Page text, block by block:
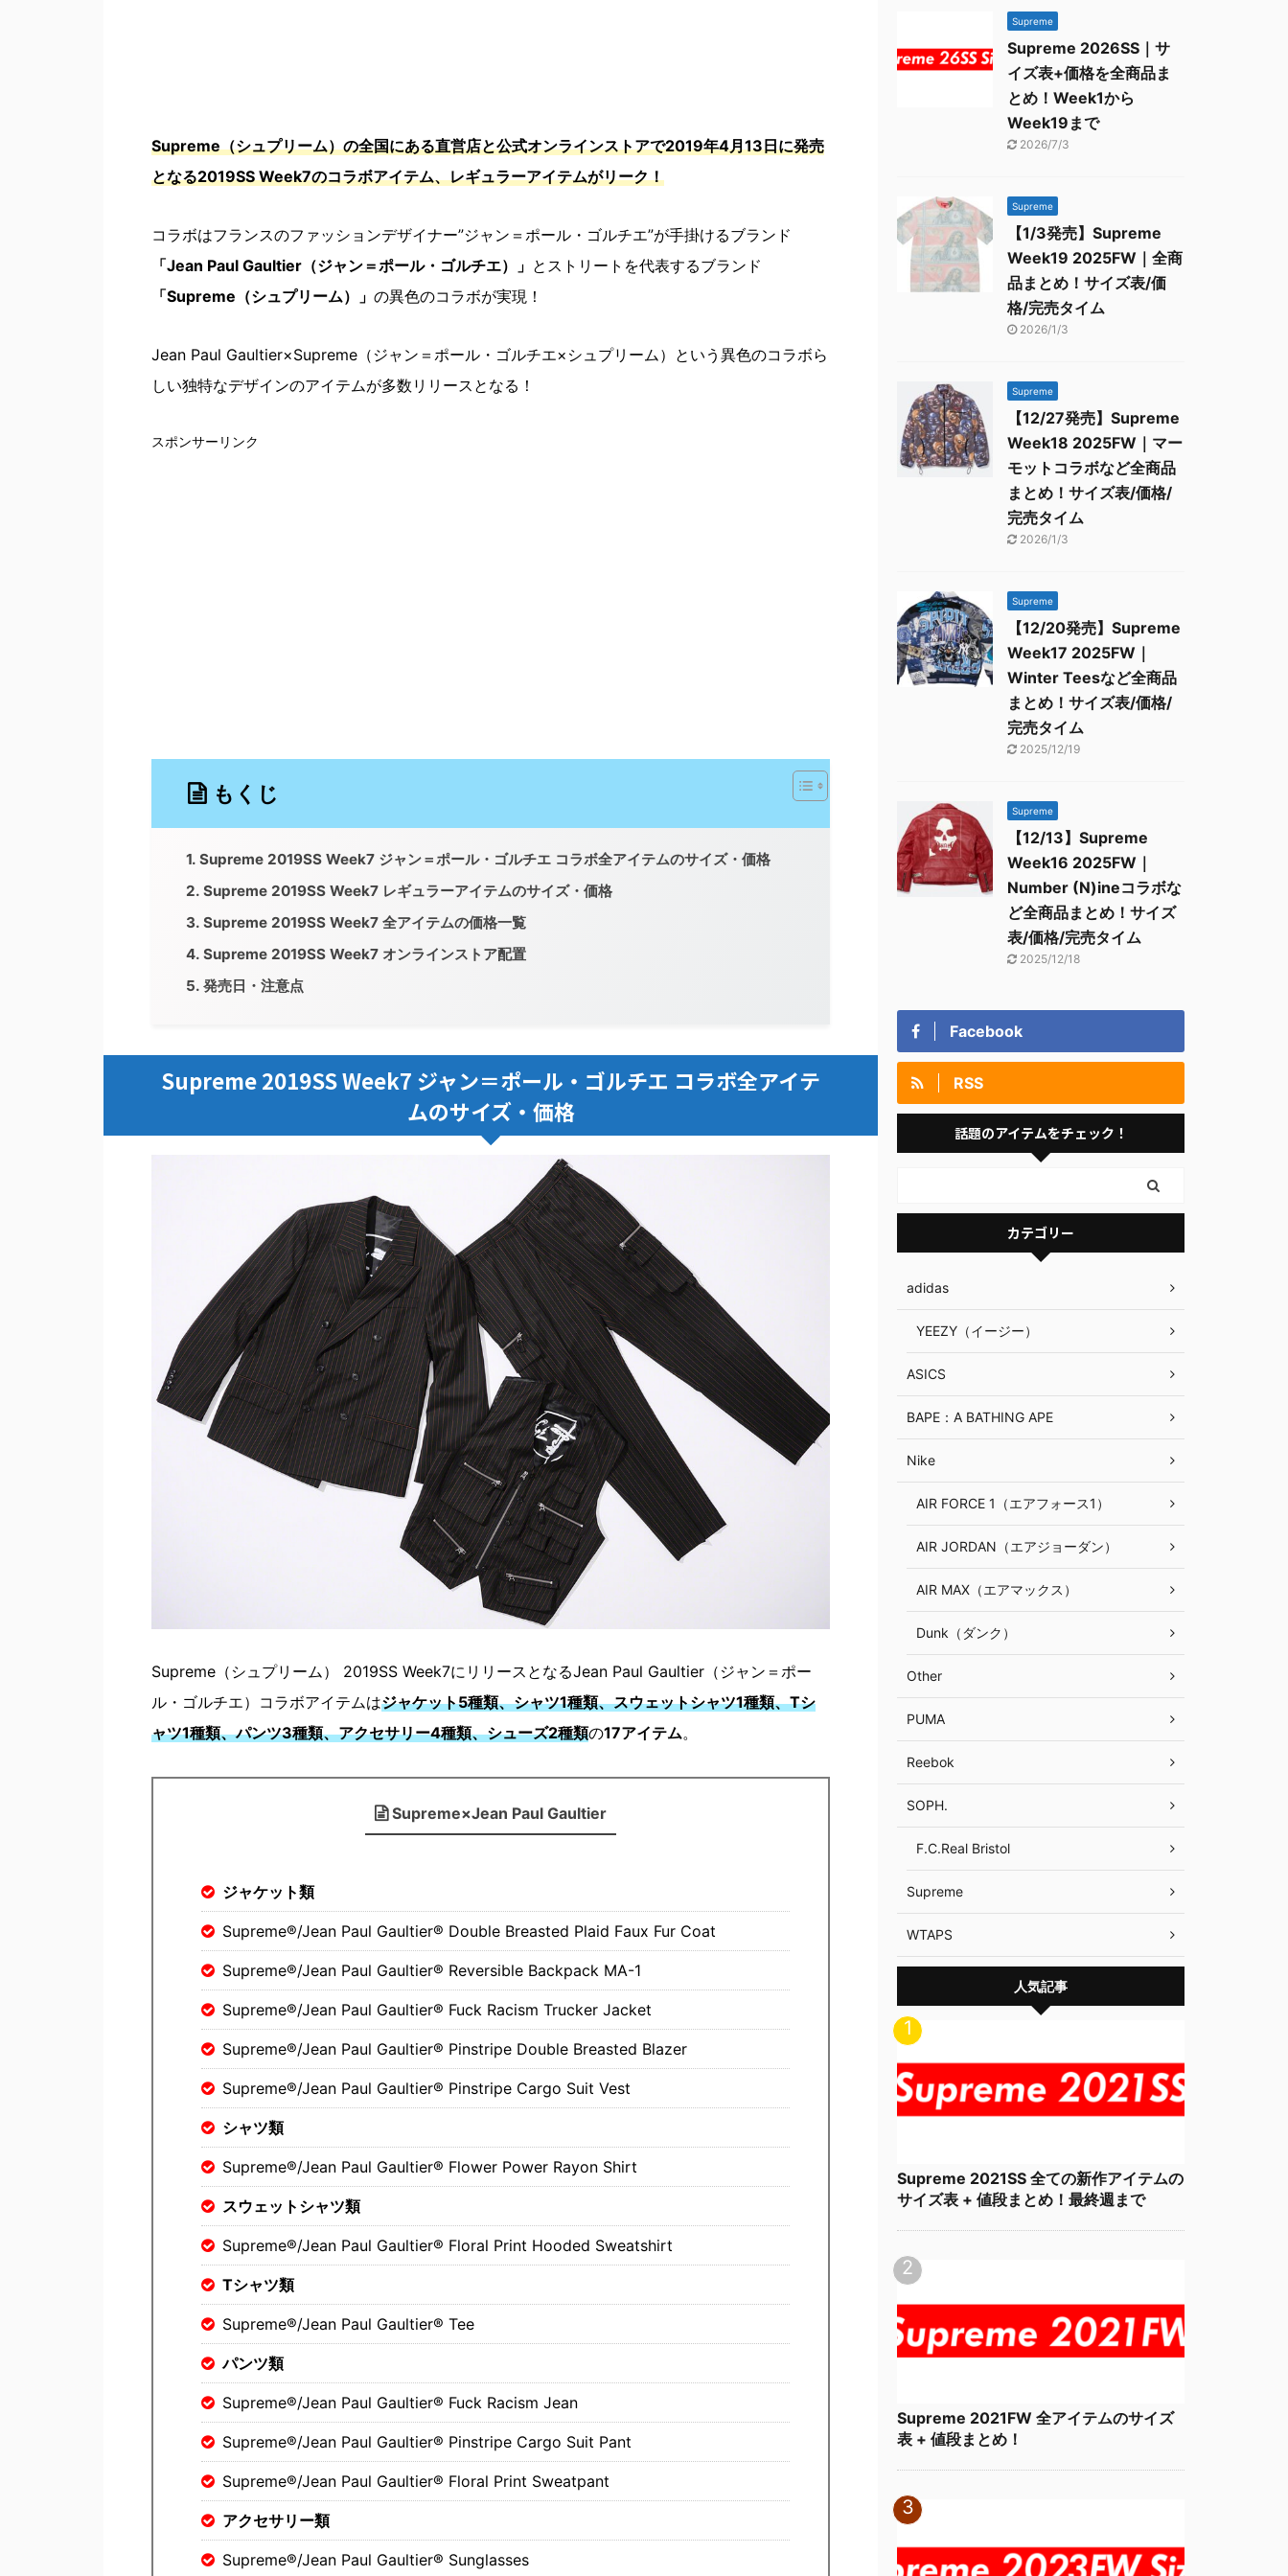
Supreme（シュプリーム）の全国にある直営店と公式オンラインストアで2019年4月13日に発売
となる2019SS Week7のコラボアイテム、レギュラーアイテムがリーク！
コラボはフランスのファッションデザイナー”ジャン＝ポール・ゴルチエ”が手掛けるブランド
「Jean Paul Gaultier（ジャン＝ポール・ゴルチエ）」 とストリートを代表するブランド
「Supreme（シュプリーム）」 の異色のコラボが実現！
Jean Paul Gaultier×Supreme（ジャン＝ポール・ゴルチエ×シュプリーム）という異色のコラボら
しい独特なデザインのアイテムが多数リリースとなる！
スポンサーリンク
もくじ
Supreme 2019SS Week7 ジャン＝ポール・ゴルチエ コラボ全アイテムのサイズ・価格
Supreme 2019SS Week7 レギュラーアイテムのサイズ・価格
Supreme 2019SS Week7 全アイテムの価格一覧
Supreme 2019SS Week7 オンラインストア配置
発売日・注意点
Supreme 2019SS Week7 ジャン＝ポール・ゴルチエ コラボ全アイテ
ムのサイズ・価格
Supreme（シュプリーム） 2019SS Week7にリリースとなるJean Paul Gaultier（ジャン＝ポー
ル・ゴルチエ）コラボアイテムはジャケット5種類、シャツ1種類、スウェットシャツ1種類、Tシ
ャツ1種類、パンツ3種類、アクセサリー4種類、シューズ2種類の17アイテム。
Supreme×Jean Paul Gaultier
ジャケット類
Supreme®/Jean Paul Gaultier® Double Breasted Plaid Faux Fur Coat
Supreme®/Jean Paul Gaultier® Reversible Backpack MA-1
Supreme®/Jean Paul Gaultier® Fuck Racism Trucker Jacket
Supreme®/Jean Paul Gaultier® Pinstripe Double Breasted Blazer
Supreme®/Jean Paul Gaultier® Pinstripe Cargo Suit Vest
シャツ類
Supreme®/Jean Paul Gaultier® Flower Power Rayon Shirt
スウェットシャツ類
Supreme®/Jean Paul Gaultier® Floral Print Hooded Sweatshirt
Tシャツ類
Supreme®/Jean Paul Gaultier® Tee
パンツ類
Supreme®/Jean Paul Gaultier® Fuck Racism Jean
Supreme®/Jean Paul Gaultier® Pinstripe Cargo Suit Pant
Supreme®/Jean Paul Gaultier® Floral Print Sweatpant
アクセサリー類
Supreme®/Jean Paul Gaultier® Sunglasses
Supreme
Supreme 2026SS｜サ
イズ表+価格を全商品ま
とめ！Week1から
Week19まで
2026/7/3
Supreme
【1/3発売】Supreme
Week19 2025FW｜全商
品まとめ！サイズ表/価
格/完売タイム
2026/1/3
Supreme
【12/27発売】Supreme
Week18 2025FW｜マー
モットコラボなど全商品
まとめ！サイズ表/価格/
完売タイム
2026/1/3
Supreme
【12/20発売】Supreme
Week17 2025FW｜
Winter Teesなど全商品
まとめ！サイズ表/価格/
完売タイム
2025/12/19
Supreme
【12/13】Supreme
Week16 2025FW｜
Number (N)ineコラボな
ど全商品まとめ！サイズ
表/価格/完売タイム
2025/12/18
Facebook
RSS
話題のアイテムをチェック！
カテゴリー
adidas
YEEZY（イージー）
ASICS
BAPE：A BATHING APE
Nike
AIR FORCE 1（エアフォース1）
AIR JORDAN（エアジョーダン）
AIR MAX（エアマックス）
Dunk（ダンク）
Other
PUMA
Reebok
SOPH.
F.C.Real Bristol
Supreme
WTAPS
人気記事
Supreme 2021SS 全ての新作アイテムの
サイズ表 + 値段まとめ！最終週まで
Supreme 2021FW 全アイテムのサイズ
表 + 値段まとめ！